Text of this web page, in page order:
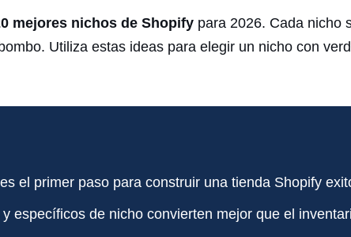
mejores nichos de Shopify para 2026. Cada nicho
Utiliza estas ideas para elegir un nicho con
el primer paso para construir una tienda Shopify
específicos de nicho convierten mejor que el